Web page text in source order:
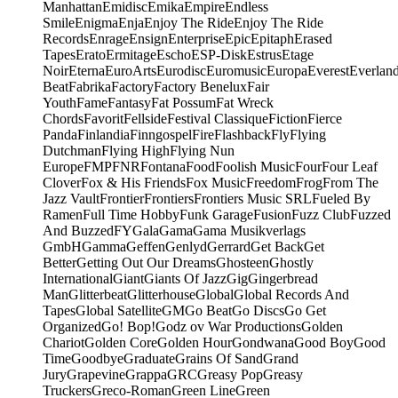
ManhattanEmidiscEmikaEmpireEndless
SmileEnigmaEnjaEnjoy The RideEnjoy The Ride
RecordsEnrageEnsignEnterpriseEpicEpitaphErased
TapesEratoErmitageEschoESP-DiskEstrusEtage
NoirEternaEuroArtsEurodiscEuromusicEuropaEverest
BeatFabrikaFactoryFactory BeneluxFair
YouthFameFantasyFat PossumFat Wreck
ChordsFavoritFellsideFestival ClassiqueFictionFierce
PandaFinlandiaFinngospelFireFlashbackFlyFlying
DutchmanFlying HighFlying Nun
EuropeFMPFNRFontanaFoodFoolish MusicFourFour Leaf
CloverFox & His FriendsFox MusicFreedomFrogFrom The
Jazz VaultFrontierFrontiersFrontiers Music SRLFueled By
RamenFull Time HobbyFunk GarageFusionFuzz ClubFuzzed
And BuzzedFYGalaGamaGama Musikverlags
GmbHGammaGeffenGenlydGerrardGet BackGet
BetterGetting Out Our DreamsGhosteenGhostly
InternationalGiantGiants Of JazzGigGingerbread
ManGlitterbeatGlitterhouseGlobalGlobal Records And
TapesGlobal SatelliteGMGo BeatGo DiscsGo Get
OrganizedGo! Bop!Godz ov War ProductionsGolden
ChariotGolden CoreGolden HourGondwanaGood BoyGood
TimeGoodbyeGraduateGrains Of SandGrand
JuryGrapevineGrappaGRCGreasy PopGreasy
TruckersGreco-RomanGreen LineGreen